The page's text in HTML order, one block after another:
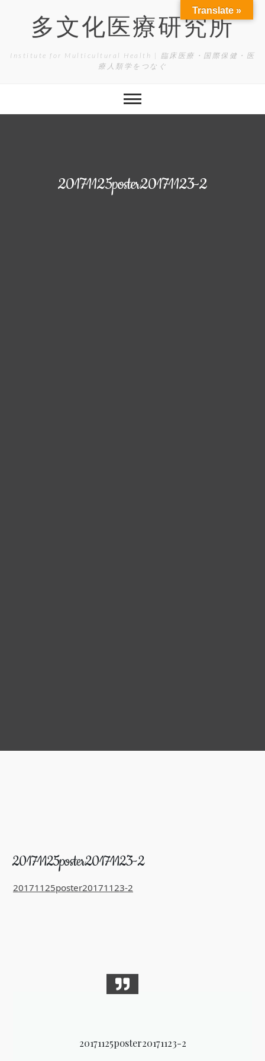
content多文化医療研究所
Institute for Multicultural Health | 臨床医療・国際保健・医
療人類学をつなぐ
20171125poster20171123-2
20171125poster20171123-2
20171125poster20171123-2
20171125poster20171123-2
Translate »